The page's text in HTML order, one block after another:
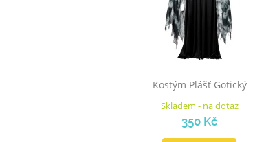
Kostým Plášť Gotický
Skladem - na dotaz
350 Kč